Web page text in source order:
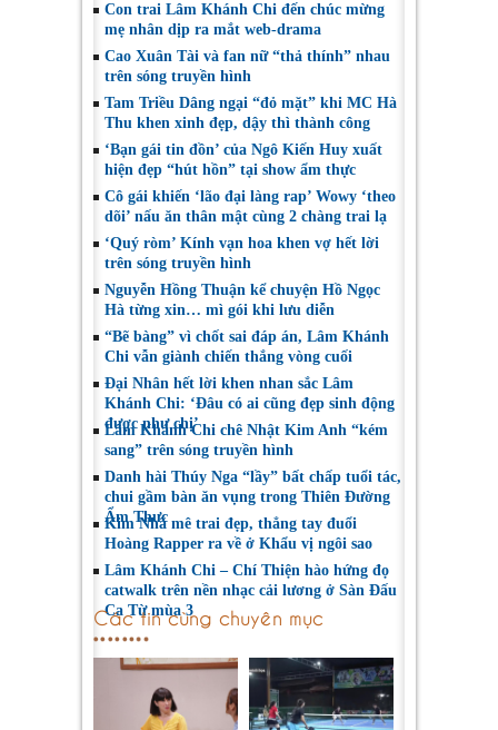
Con trai Lâm Khánh Chi đến chúc mừng
mẹ nhân dịp ra mắt web-drama
Cao Xuân Tài và fan nữ “thả thính” nhau
trên sóng truyền hình
Tam Triều Dâng ngại “đỏ mặt” khi MC Hà
Thu khen xinh đẹp, dậy thì thành công
‘Bạn gái tin đồn’ của Ngô Kiến Huy xuất
hiện đẹp “hút hồn” tại show ẩm thực
Cô gái khiến ‘lão đại làng rap’ Wowy ‘theo
dõi’ nấu ăn thân mật cùng 2 chàng trai lạ
‘Quý ròm’ Kính vạn hoa khen vợ hết lời
trên sóng truyền hình
Nguyễn Hồng Thuận kể chuyện Hồ Ngọc
Hà từng xin… mì gói khi lưu diễn
“Bẽ bàng” vì chốt sai đáp án, Lâm Khánh
Chi vẫn giành chiến thắng vòng cuối
Đại Nhân hết lời khen nhan sắc Lâm
Khánh Chi: ‘Đâu có ai cũng đẹp sinh động
được như chị’
Lâm Khánh Chi chê Nhật Kim Anh “kém
sang” trên sóng truyền hình
Danh hài Thúy Nga “lầy” bất chấp tuổi tác,
chui gầm bàn ăn vụng trong Thiên Đường
Ẩm Thực
Kim Nhã mê trai đẹp, thẳng tay đuổi
Hoàng Rapper ra về ở Khẩu vị ngôi sao
Lâm Khánh Chi – Chí Thiện hào hứng đọ
catwalk trên nền nhạc cải lương ở Sàn Đấu
Ca Từ mùa 3
Các tin cùng chuyên mục